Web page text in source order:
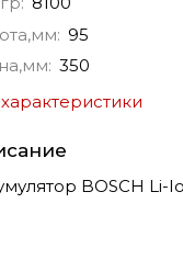
95
350
BOSCH Li-